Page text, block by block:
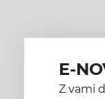
E-
Z vami